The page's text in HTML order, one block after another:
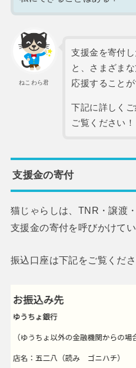
ねこわら君
支援金を寄付
と、さまざま
応援することが
下記に詳しく
ご覧ください！
支援金の寄付
猫じゃらしは、TNR・譲渡
支援金の寄付を呼びかけてい
振込口座は下記をご覧くださ